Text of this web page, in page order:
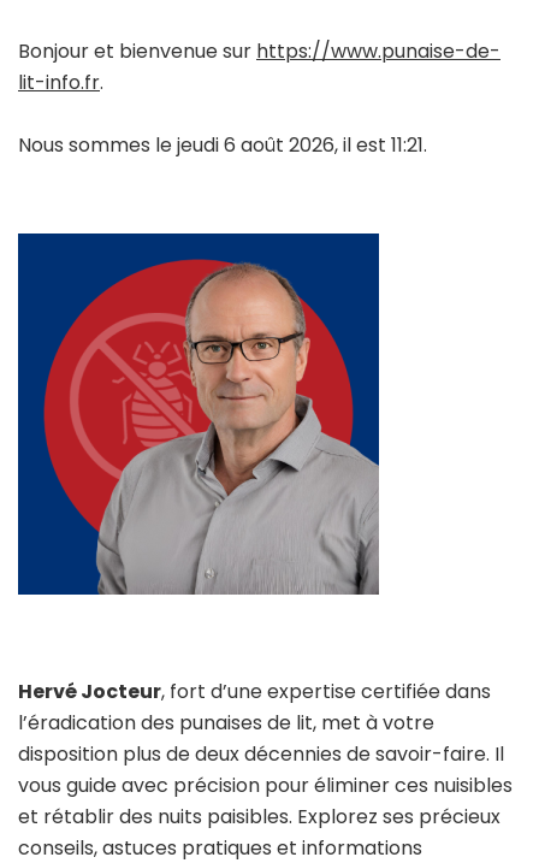
Bonjour et bienvenue sur https://www.punaise-de-
lit-info.fr.
Nous sommes le jeudi 6 août 2026, il est 11:21.
Hervé Jocteur, fort d’une expertise certifiée dans
l’éradication des punaises de lit, met à votre
disposition plus de deux décennies de savoir-faire. Il
vous guide avec précision pour éliminer ces nuisibles
et rétablir des nuits paisibles. Explorez ses précieux
conseils, astuces pratiques et informations